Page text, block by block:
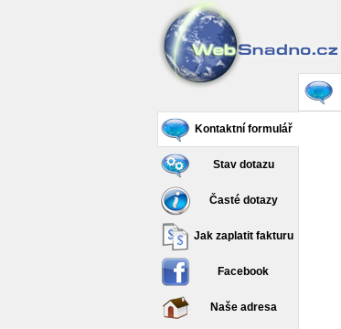
Kontaktní formulář
Stav dotazu
Časté dotazy
Jak zaplatit fakturu
Facebook
Naše adresa